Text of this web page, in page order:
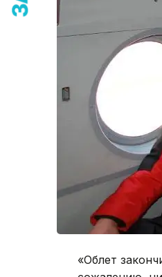
«Облет